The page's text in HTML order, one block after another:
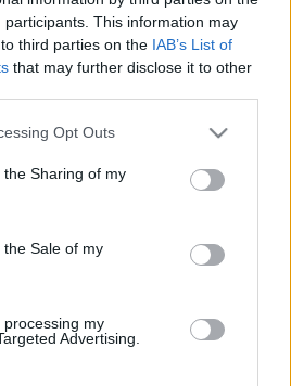
participants. This information may
third parties on the IAB’s List of
that may further disclose it to other
app uses one or more Google
usage behaviour. You may click to
Google and its third-party tags to
purposes in below Google
Opt Outs
Sharing of my
Sale of my
my
Advertising.